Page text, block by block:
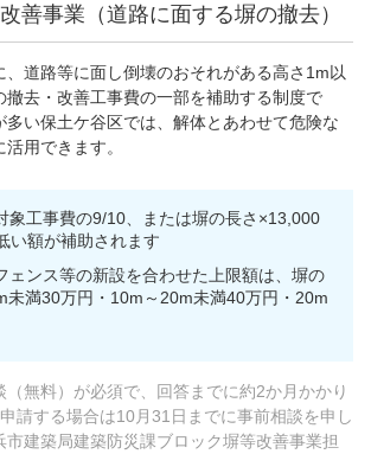
善事業（道路に面する塀の撤去）
、道路等に面し倒壊のおそれがある高さ1m以
撤去・改善工事費の一部を補助する制度で
多い保土ケ谷区では、解体とあわせて危険な
用できます。
象工事費の9/10、または塀の長さ×13,000
い額が補助されます
ェンス等の新設を合わせた上限額は、塀の
未満30万円・10m～20m未満40万円・20m
無料）が必須で、回答までに約2か月かかり
請する場合は10月31日までに事前相談を申し
市建築局建築防災課ブロック塀等改善事業担